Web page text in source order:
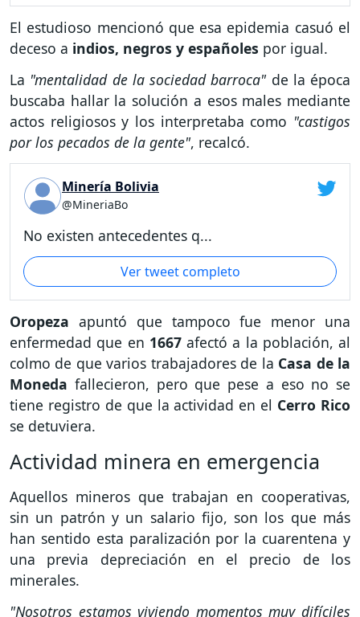
El estudioso mencionó que esa epidemia casuó el
deceso a indios, negros y españoles por igual.
La "mentalidad de la sociedad barroca"de la época
buscaba hallar la solución a esos males mediante
actos religiosos y los interpretaba como "castigos
por los pecados de la gente", recalcó.
Minería Bolivia
@MineriaBo
No existen antecedentes q...
Ver tweet completo
Oropeza apuntó que tampoco fue menor una
enfermedad que en 1667afectó a la población, al
colmo de que varios trabajadores de la Casa de la
Moneda fallecieron, pero que pese a eso no se
tiene registro de que la actividad en el Cerro Rico
se detuviera.
Actividad minera en emergencia
Aquellos mineros que trabajan en cooperativas,
sin un patrón y un salario fijo, son los que más
han sentido esta paralización por la cuarentena y
una previa depreciación en el precio de los
minerales.
"Nosotros estamos viviendo momentos muy difíciles